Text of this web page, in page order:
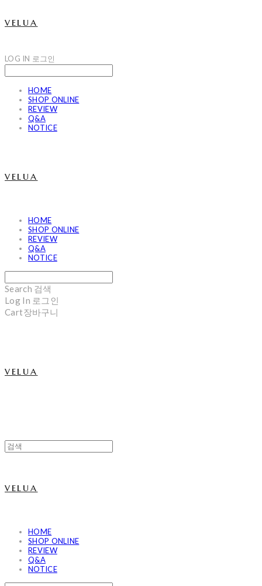
velua
LOG IN 로그인
HOME
SHOP ONLINE
REVIEW
Q&A
NOTICE
velua
HOME
SHOP ONLINE
REVIEW
Q&A
NOTICE
Search 검색
Log In 로그인
Cart장바구니
velua
velua
HOME
SHOP ONLINE
REVIEW
Q&A
NOTICE